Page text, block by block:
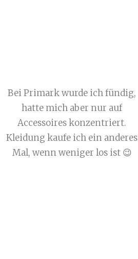
Bei Primark wurde ich fündig,
hatte mich aber nur auf
Accessoires konzentriert.
Kleidung kaufe ich ein anderes
Mal, wenn weniger los ist 😉